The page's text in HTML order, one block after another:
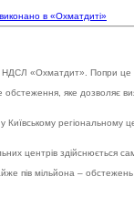
в «Охматдиті»
«Охматдит». Попри це
яке дозволяє
центрів здійснюється
пів мільйона –